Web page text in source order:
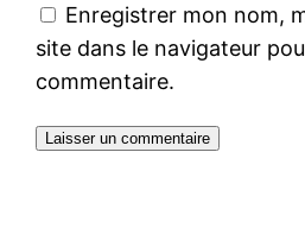
Enregistrer mon nom,
site dans le navigateur
commentaire.